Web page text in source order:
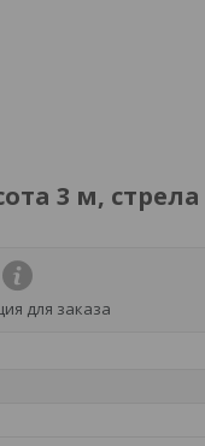
3 м,
для заказа